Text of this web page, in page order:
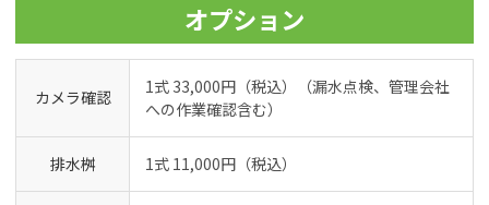
オプション
カメラ確認
1式 33,000円（税込）（漏水点検、管理会社
への作業確認含む）
排水桝 1式 11,000円（税込）